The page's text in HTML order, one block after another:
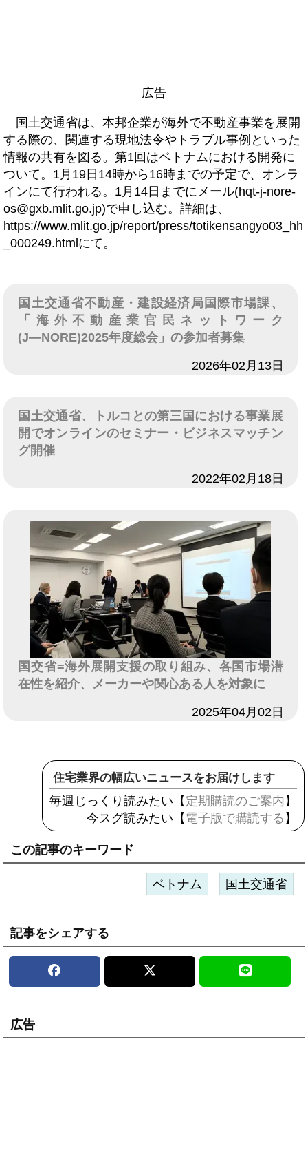
広告
国土交通省は、本邦企業が海外で不動産事業を展開
する際の、関連する現地法令やトラブル事例といった
情報の共有を図る。第1回はベトナムにおける開発に
ついて。1月19日14時から16時までの予定で、オンラ
インにて行われる。1月14日までにメール(hqt-j-nore-
os@gxb.mlit.go.jp)で申し込む。詳細は、
https://www.mlit.go.jp/report/press/totikensangyo03_hh
_000249.htmlにて。
国土交通省不動産・建設経済局国際市場課、
「海外不動産業官民ネットワーク
(J―NORE)2025年度総会」の参加者募集
2026年02月13日
国土交通省、トルコとの第三国における事業展
開でオンラインのセミナー・ビジネスマッチン
グ開催
2022年02月18日
国交省=海外展開支援の取り組み、各国市場潜
在性を紹介、メーカーや関心ある人を対象に
2025年04月02日
住宅業界の幅広いニュースをお届けします
毎週じっくり読みたい【 定期購読のご案内 】
今スグ読みたい【 電子版で購読する 】
この記事のキーワード
ベトナム 国土交通省
記事をシェアする
広告